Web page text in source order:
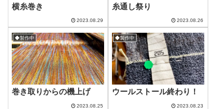
横糸巻き
2023.08.29
糸通し祭り
2023.08.26
◆製作中
巻き取りからの機上げ
2023.08.25
◆製作中
ウールストール終わり！
2023.08.23